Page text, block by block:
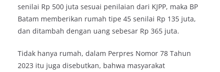
senilai Rp 500 juta sesuai penilaian dari KJPP, maka BP
Batam memberikan rumah tipe 45 senilai Rp 135 juta,
dan ditambah dengan uang sebesar Rp 365 juta.
Tidak hanya rumah, dalam Perpres Nomor 78 Tahun
2023 itu juga disebutkan, bahwa masyarakat